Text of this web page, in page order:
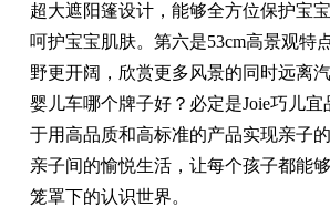
超大遮阳篷设计，能够全方位保护宝
呵护宝宝肌肤。第六是53cm高景观特
野更开阔，欣赏更多风景的同时远离汽
婴儿车哪个牌子好？必定是Joie巧儿宜
于用高品质和高标准的产品实现亲子
亲子间的愉悦生活，让每个孩子都能
笼罩下的认识世界。